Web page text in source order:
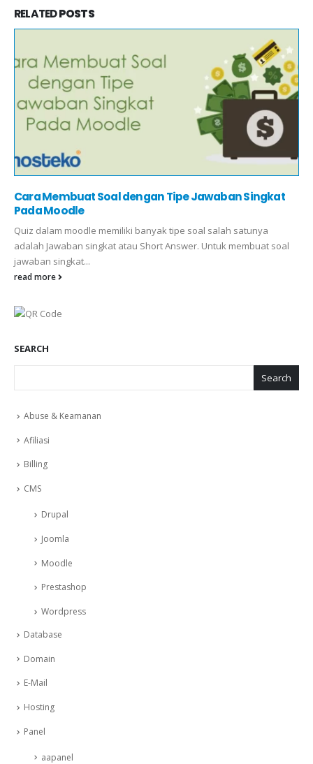
RELATEDPOSTS
Cara Membuat Soal dengan Tipe Jawaban Singkat
Pada Moodle
Quiz dalam moodle memiliki banyak tipe soal salah satunya
adalah Jawaban singkat atau Short Answer. Untuk membuat soal
jawaban singkat...
read more
SEARCH
Search
Abuse & Keamanan
Afiliasi
Billing
CMS
Drupal
Joomla
Moodle
Prestashop
Wordpress
Database
Domain
E-Mail
Hosting
Panel
aapanel